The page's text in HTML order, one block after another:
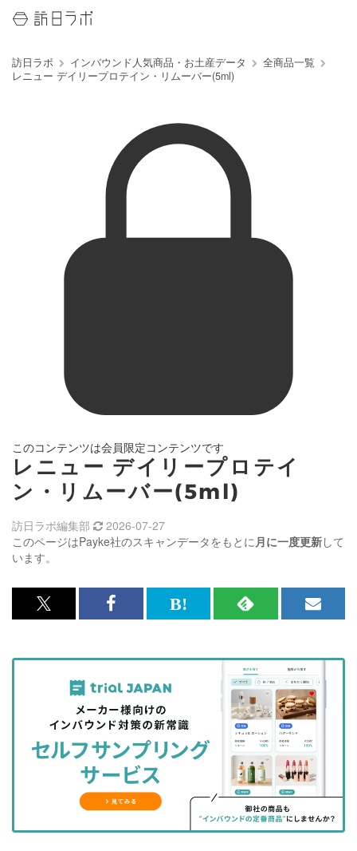
訪日ラボ インバウンド人気商品・お土産データ
全商品一覧
レニュー デイリープロテイン・リムーバー(5ml)
このコンテンツは会員限定コンテンツです
レニュー デイリープロテイ
ン・リムーバー(5ml)
このページはPayke社のスキャンデータをもとに月に一度更新して
います。
訪日ラボ編集部 2026-07-27
x<br>
記
を
シ
ェ
る
Facebook<br>
記
事
を
シ
ェ
ア
す
る
は
な
ッ
ク
マ
に
RSS
記
事
を
購
読
す
る
メ
マ
ガ
登
録
す
る